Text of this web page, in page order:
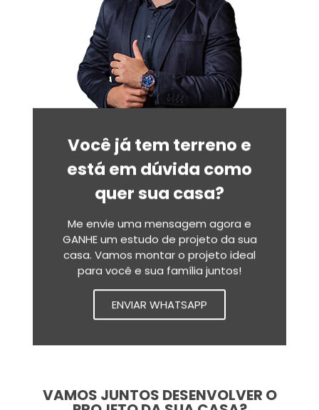
Você já tem terreno e
está em dúvida como
quer sua casa?
Me envie uma mensagem agora e
GANHE um estudo de projeto da sua
casa. Vamos montar o projeto ideal
para você e sua família juntos!
ENVIAR WHATSAPP
VAMOS JUNTOS DESENVOLVER O